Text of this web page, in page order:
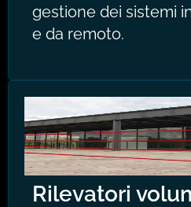
gestione dei sistemi
e da remoto.
Rilevatori